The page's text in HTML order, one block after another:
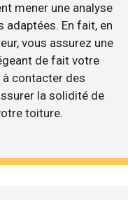
mener une analyse
En fait, en
vous assurez une
de fait votre
à contacter des
la solidité de
toiture.